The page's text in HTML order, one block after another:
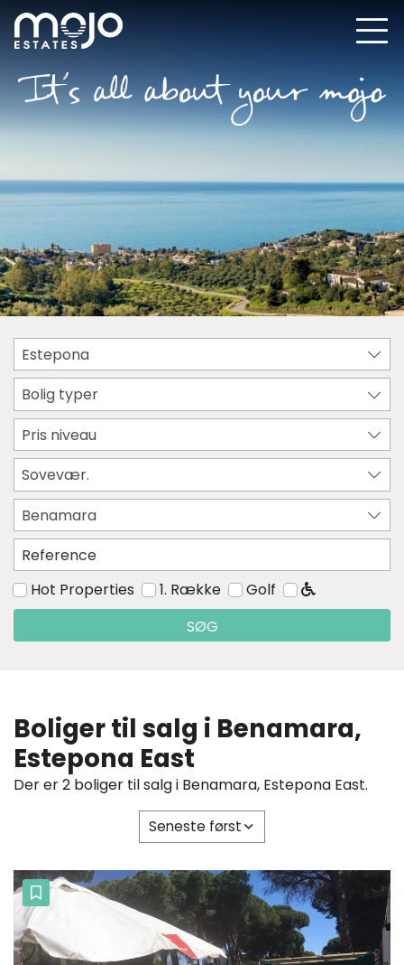
Estepona
Bolig typer
Pris niveau
Sovevær.
Benamara
Hot Properties 1. Række
Golf
SØG
Boliger til salg i Benamara,
Estepona East
Der er 2 boliger til salg i Benamara, Estepona East.
Seneste først